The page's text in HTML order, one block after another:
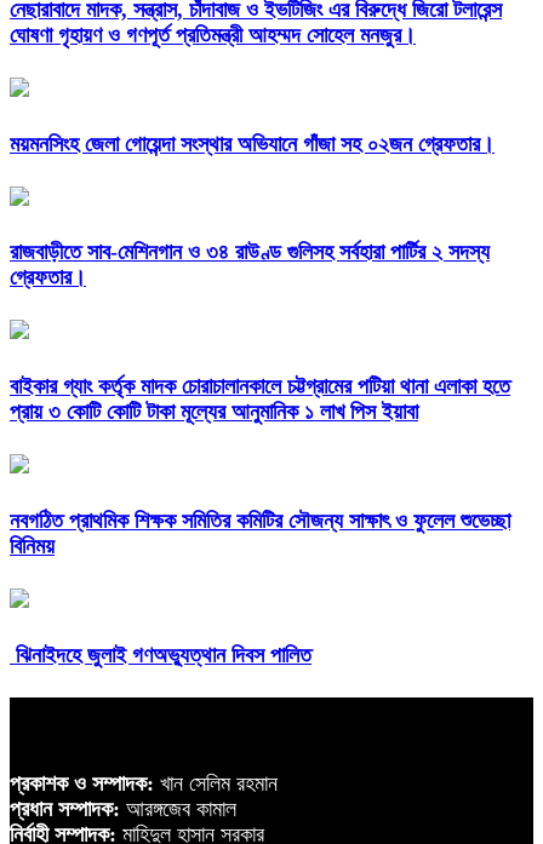
নেছারাবাদে মাদক, সন্ত্রাস, চাঁদাবাজ ও ইভটিজিং এর বিরুদ্ধে জিরো টলারেন্স
ঘোষণা গৃহায়ণ ও গণপূর্ত প্রতিমন্ত্রী আহম্মদ সোহেল মনজুর।
ময়মনসিংহ জেলা গোয়েন্দা সংস্থার অভিযানে গাঁজা সহ ০২জন গ্রেফতার।
রাজবাড়ীতে সাব-মেশিনগান ও ৩৪ রাউণ্ড গুলিসহ সর্বহারা পার্টির ২ সদস্য
গ্রেফতার।
বাইকার গ্যাং কর্তৃক মাদক চোরাচালানকালে চট্টগ্রামের পটিয়া থানা এলাকা হতে
প্রায় ৩ কোটি কোটি টাকা মূল্যের আনুমানিক ১ লাখ পিস ইয়াবা
নবগঠিত প্রাথমিক শিক্ষক সমিতির কমিটির সৌজন্য সাক্ষাৎ ও ফুলেল শুভেচ্ছা
বিনিময়
ঝিনাইদহে জুলাই গণঅভ্যুত্থান দিবস পালিত
প্রকাশক ও সম্পাদক: খান সেলিম রহমান
প্রধান সম্পাদক: আরঙ্গজেব কামাল
নির্বাহী সম্পাদক: মাহিদুল হাসান সরকার